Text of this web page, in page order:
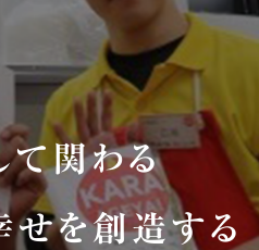
て関わる
せを創造する